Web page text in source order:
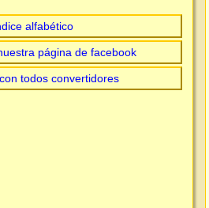
alfabético
página de facebook
todos convertidores